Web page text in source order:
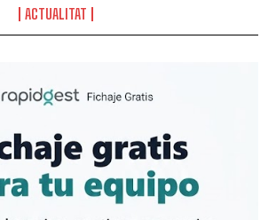
ACTUALITAT